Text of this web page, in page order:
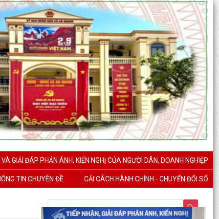
GIẢI ĐÁP PHẢN ÁNH, KIẾN NGHỊ CỦA NGƯỜI DÂN, DOANH NGHIỆP
TIN CHUYÊN ĐỀ CẢI CÁCH HÀNH CHÍNH - CHUYỂN ĐỔI SỐ
Báo cáo công tác cải cách hành chính tháng 7